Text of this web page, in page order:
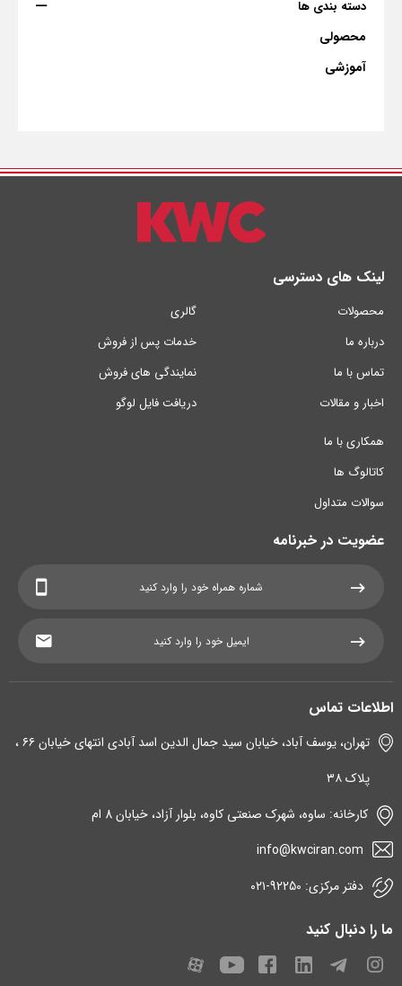
دسته بندی ها
محصولی
آموزشی
لینک های دسترسی
محصولات
درباره ما
تماس با ما
اخبار و مقالات
گالری
خدمات پس از فروش
نمایندگی های فروش
دریافت فایل لوگو
همکاری با ما
کاتالوگ ها
سوالات متداول
عضویت در خبرنامه
اطلاعات تماس
تهران، یوسف آباد، خیابان سید جمال الدین اسد آبادی انتهای خیابان ۶۶ ،
پلاک ۳۸
کارخانه: ساوه، شهرک صنعتی کاوه، بلوار آزاد، خیابان 8 ام
info@kwciran.com
دفتر مرکزی: 92250-۰۲۱
ما را دنبال کنید